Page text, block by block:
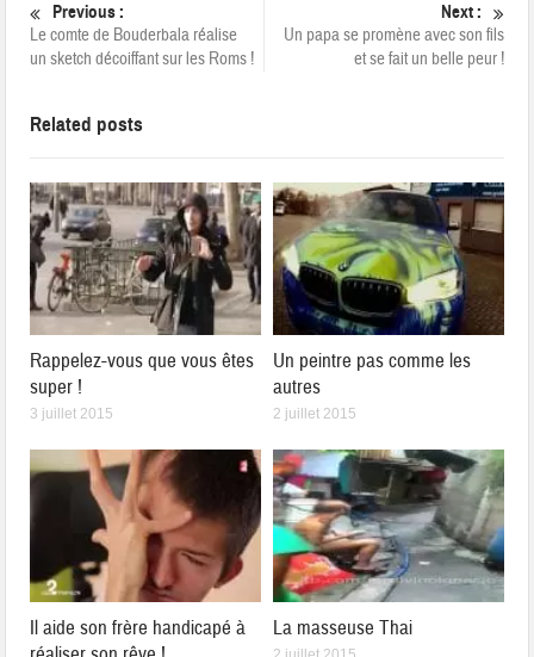
Previous :
Le comte de Bouderbala réalise
un sketch décoiffant sur les Roms !
Next :
Un papa se promène avec son fils
et se fait un belle peur !
Related posts
Rappelez-vous que vous êtes
super !
3 juillet 2015
Un peintre pas comme les
autres
2 juillet 2015
Il aide son frère handicapé à
La masseuse Thai